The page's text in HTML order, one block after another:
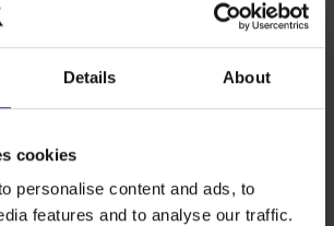
Details About
cookies
personalise content and ads, to
features and to analyse our traffic.
színek
méretek